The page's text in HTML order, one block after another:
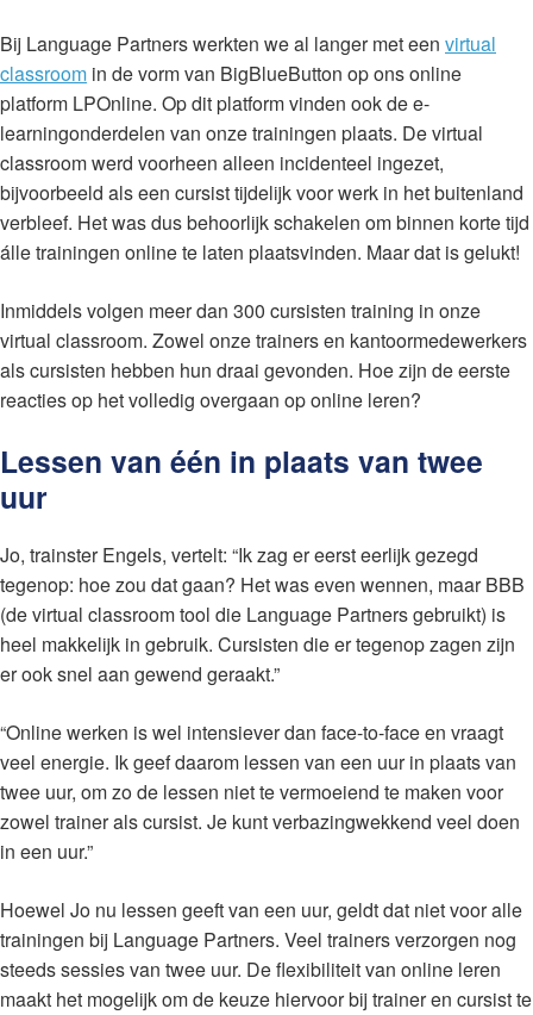
Bij Language Partners werkten we al langer met een virtual
classroom in de vorm van BigBlueButton op ons online
platform LPOnline. Op dit platform vinden ook de e-
learningonderdelen van onze trainingen plaats. De virtual
classroom werd voorheen alleen incidenteel ingezet,
bijvoorbeeld als een cursist tijdelijk voor werk in het buitenland
verbleef. Het was dus behoorlijk schakelen om binnen korte tijd
álle trainingen online te laten plaatsvinden. Maar dat is gelukt!
Inmiddels volgen meer dan 300 cursisten training in onze
virtual classroom. Zowel onze trainers en kantoormedewerkers
als cursisten hebben hun draai gevonden. Hoe zijn de eerste
reacties op het volledig overgaan op online leren?
Lessen van één in plaats van twee
uur
Jo, trainster Engels, vertelt: “Ik zag er eerst eerlijk gezegd
tegenop: hoe zou dat gaan? Het was even wennen, maar BBB
(de virtual classroom tool die Language Partners gebruikt) is
heel makkelijk in gebruik. Cursisten die er tegenop zagen zijn
er ook snel aan gewend geraakt.”
“Online werken is wel intensiever dan face-to-face en vraagt
veel energie. Ik geef daarom lessen van een uur in plaats van
twee uur, om zo de lessen niet te vermoeiend te maken voor
zowel trainer als cursist. Je kunt verbazingwekkend veel doen
in een uur.”
Hoewel Jo nu lessen geeft van een uur, geldt dat niet voor alle
trainingen bij Language Partners. Veel trainers verzorgen nog
steeds sessies van twee uur. De flexibiliteit van online leren
maakt het mogelijk om de keuze hiervoor bij trainer en cursist te